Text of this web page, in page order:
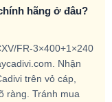
hãng ở đâu?
FR-3×400+1×240
Nhận
trên vỏ cáp,
ràng. Tránh mua